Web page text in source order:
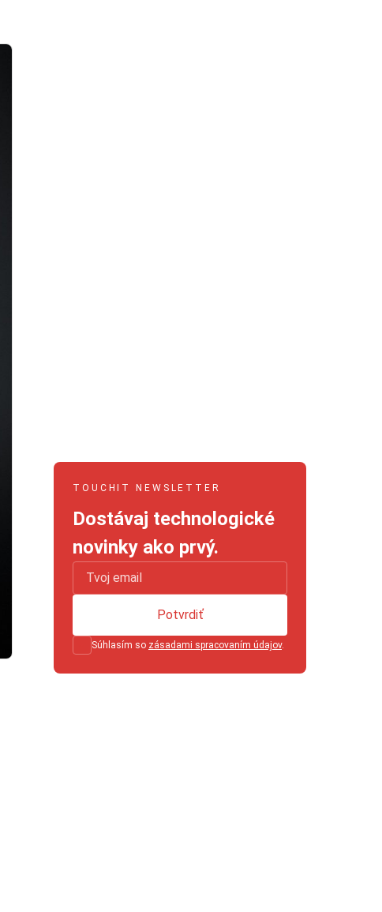
TOUCHIT NEWSLETTER
Dostávaj technologické
novinky ako prvý.
Súhlasím so zásadami spracovaním údajov.
Potvrdiť